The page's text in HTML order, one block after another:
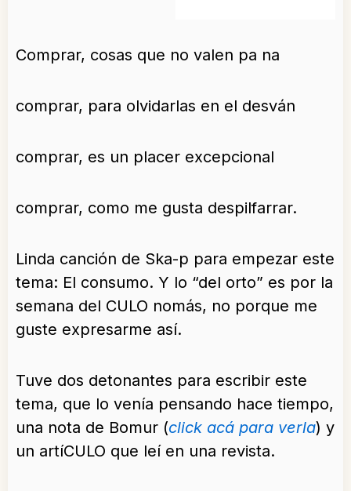
Comprar, cosas que no valen pa na
comprar, para olvidarlas en el desván
comprar, es un placer excepcional
comprar, como me gusta despilfarrar.
Linda canción de Ska-p para empezar este
tema: El consumo. Y lo “del orto” es por la
semana del CULO nomás, no porque me
guste expresarme así.
Tuve dos detonantes para escribir este
tema, que lo venía pensando hace tiempo,
una nota de Bomur (click acá para verla) y
un artíCULO que leí en una revista.